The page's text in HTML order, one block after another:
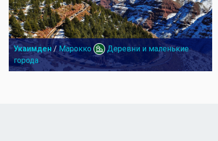
Укаимден/ Марокко
Деревни и маленькие
города